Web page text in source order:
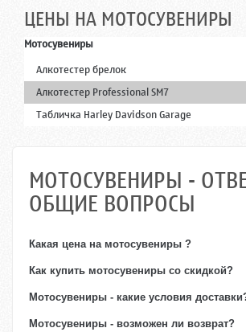
ЦЕНЫ НА МОТОСУВЕНИРЫ
Мотосувениры
Алкотестер брелок
Алкотестер Professional SM7
Табличка Harley Davidson Garage
МОТОСУВЕНИРЫ -
ОБЩИЕ ВОПРОСЫ
Какая цена на мотосувениры ?
Как купить мотосувениры со скидкой?
Мотосувениры - какие условия
Мотосувениры - возможен ли возврат?